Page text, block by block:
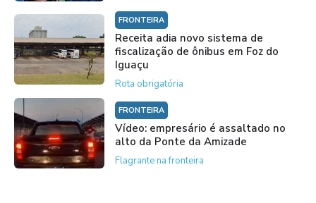
FRONTEIRA
Receita adia novo sistema de
fiscalização de ônibus em Foz do
Iguaçu
Rota obrigatória
FRONTEIRA
Vídeo: empresário é assaltado no
alto da Ponte da Amizade
Flagrante na fronteira